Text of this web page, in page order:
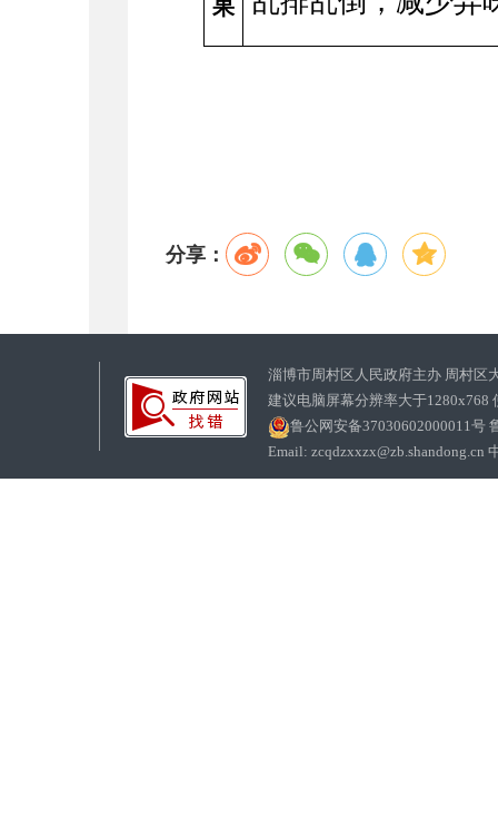
果
分享：
淄博市周村区人民政府主办 周村区
建议电脑屏幕分辨率大于1280x768
鲁公网安备37030602000011号
Email: zcqdzxxzx@zb.shandong.cn